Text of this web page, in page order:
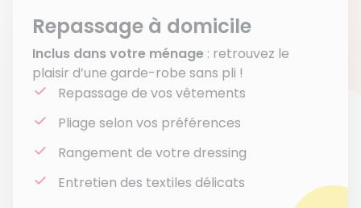
Repassage à domicile
Inclus dans votre ménage : retrouvez le
plaisir d’une garde-robe sans pli !
Repassage de vos vêtements
Pliage selon vos préférences
Rangement de votre dressing
Entretien des textiles délicats